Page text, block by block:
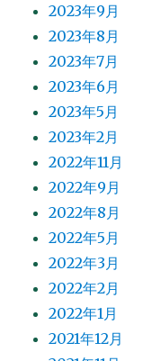
2023年9月
2023年8月
2023年7月
2023年6月
2023年5月
2023年2月
2022年11月
2022年9月
2022年8月
2022年5月
2022年3月
2022年2月
2022年1月
2021年12月